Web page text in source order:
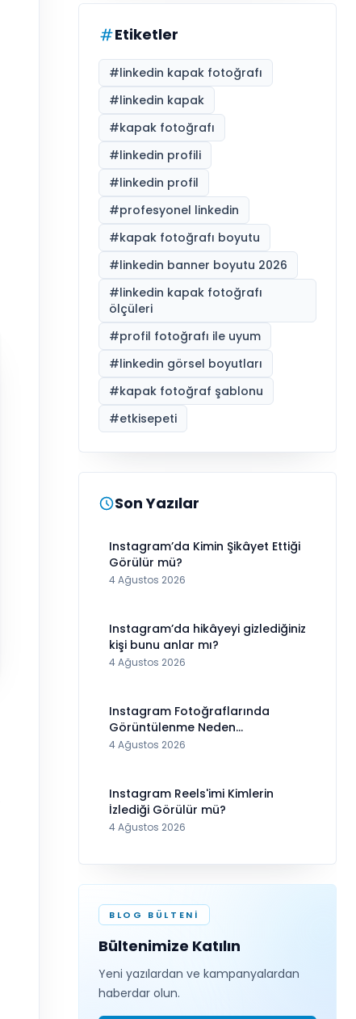
Etiketler
#linkedin kapak fotoğrafı
#linkedin kapak
#kapak fotoğrafı
#linkedin profili
#linkedin profil
#profesyonel linkedin
#kapak fotoğrafı boyutu
#linkedin banner boyutu 2026
#linkedin kapak fotoğrafı
ölçüleri
#profil fotoğrafı ile uyum
#linkedin görsel boyutları
#kapak fotoğraf şablonu
#etkisepeti
Son Yazılar
Instagram’da Kimin Şikâyet Ettiği
Görülür mü?
4 Ağustos 2026
Instagram’da hikâyeyi gizlediğiniz
kişi bunu anlar mı?
4 Ağustos 2026
Instagram Fotoğraflarında
Görüntülenme Neden
Görünmüyor?
4 Ağustos 2026
Instagram Reels'imi Kimlerin
İzlediği Görülür mü?
4 Ağustos 2026
BLOG BÜLTENI
Bültenimize Katılın
Yeni yazılardan ve kampanyalardan
haberdar olun.